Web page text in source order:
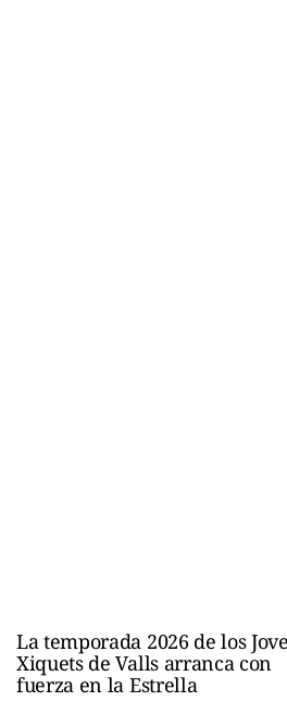
La temporada 2026 de los
Xiquets de Valls arranca con
fuerza en la Estrella